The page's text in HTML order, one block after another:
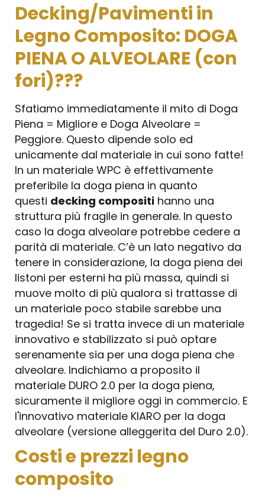
Decking/Pavimenti in
Legno Composito: DOGA
PIENA O ALVEOLARE (con
fori)???
Sfatiamo immediatamente il mito di Doga
Piena = Migliore e Doga Alveolare =
Peggiore. Questo dipende solo ed
unicamente dal materiale in cui sono fatte!
In un materiale WPC è effettivamente
preferibile la doga piena in quanto
questi decking compositi hanno una
struttura più fragile in generale. In questo
caso la doga alveolare potrebbe cedere a
parità di materiale. C’è un lato negativo da
tenere in considerazione, la doga piena dei
listoni per esterni ha più massa, quindi si
muove molto di più qualora si trattasse di
un materiale poco stabile sarebbe una
tragedia! Se si tratta invece di un materiale
innovativo e stabilizzato si può optare
serenamente sia per una doga piena che
alveolare. Indichiamo a proposito il
materiale DURO 2.0 per la doga piena,
sicuramente il migliore oggi in commercio. E
l'innovativo materiale KIARO per la doga
alveolare (versione alleggerita del Duro 2.0).
Costi e prezzi legno
composito